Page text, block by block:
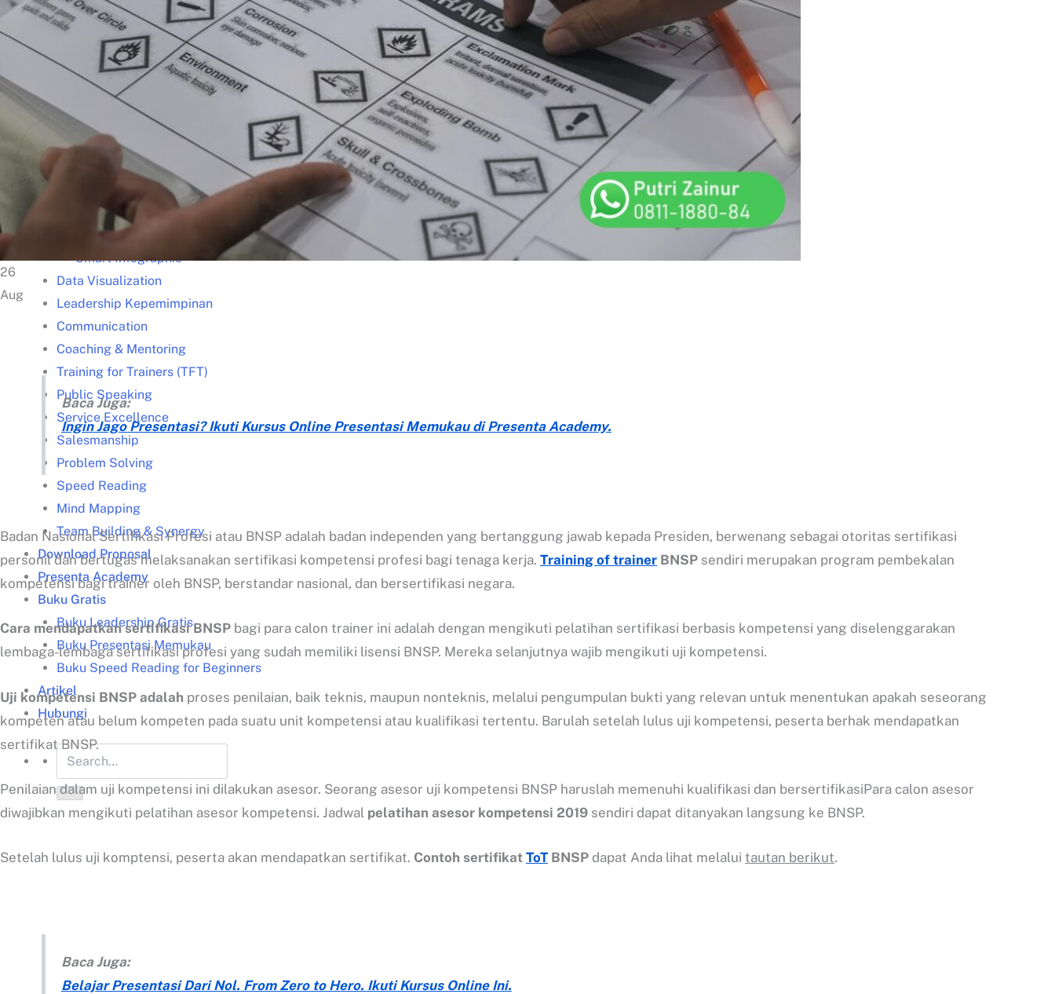
Kisah Sukses
Lazada – Presentasi Memukau
Samsung – Business Reporting
Samsung – Creative Thinking
Unilever – Communication
Unilever – Training for Trainers
Gunung Sewu – Team Building
Training Unggulan
Presentation
Smart Presentation
Smart PowerPoint
Smart Infographic
Data Visualization
Leadership Kepemimpinan
Communication
Coaching & Mentoring
Training for Trainers (TFT)
Public Speaking
Service Excellence
Salesmanship
Problem Solving
Speed Reading
Mind Mapping
Team Building & Synergy
Download Proposal
Presenta Academy
Buku Gratis
Buku Leadership Gratis
Buku Presentasi Memukau
Buku Speed Reading for Beginners
Artikel
Hubungi
26
Aug
Baca Juga:
Ingin Jago Presentasi? Ikuti Kursus Online Presentasi Memukau di Presenta Academy.
Badan Nasional Sertifikasi Profesi atau BNSP adalah badan independen yang bertanggung jawab kepada Presiden, berwenang sebagai otoritas sertifikasi
personil dan bertugas melaksanakan sertifikasi kompetensi profesi bagi tenaga kerja. Training of trainer BNSP sendiri merupakan program pembekalan
kompetensi bagi trainer oleh BNSP, berstandar nasional, dan bersertifikasi negara.
Cara mendapatkan sertifikasi BNSP bagi para calon trainer ini adalah dengan mengikuti pelatihan sertifikasi berbasis kompetensi yang diselenggarakan
lembaga-lembaga sertifikasi profesi yang sudah memiliki lisensi BNSP. Mereka selanjutnya wajib mengikuti uji kompetensi.
Uji kompetensi BNSP adalah proses penilaian, baik teknis, maupun nonteknis, melalui pengumpulan bukti yang relevan untuk menentukan apakah seseorang
kompeten atau belum kompeten pada suatu unit kompetensi atau kualifikasi tertentu. Barulah setelah lulus uji kompetensi, peserta berhak mendapatkan
sertifikat BNSP.
Penilaian dalam uji kompetensi ini dilakukan asesor. Seorang asesor uji kompetensi BNSP haruslah memenuhi kualifikasi dan bersertifikasiPara calon asesor
diwajibkan mengikuti pelatihan asesor kompetensi. Jadwal pelatihan asesor kompetensi 2019 sendiri dapat ditanyakan langsung ke BNSP.
Setelah lulus uji komptensi, peserta akan mendapatkan sertifikat. Contoh sertifikat ToTBNSP dapat Anda lihat melalui tautan berikut.
Baca Juga:
Belajar Presentasi Dari Nol. From Zero to Hero. Ikuti Kursus Online Ini.